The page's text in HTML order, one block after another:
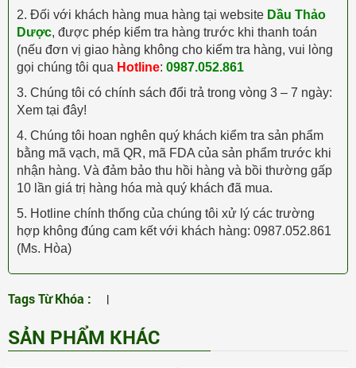
2. Đối với khách hàng mua hàng tại website Dầu Thảo
Dược, được phép kiểm tra hàng trước khi thanh toán
(nếu đơn vị giao hàng không cho kiểm tra hàng, vui lòng
gọi chúng tôi qua Hotline: 0987.052.861
3. Chúng tôi có chính sách đổi trả trong vòng 3 – 7 ngày:
Xem tại đây!
4. Chúng tôi hoan nghên quý khách kiểm tra sản phẩm
bằng mã vạch, mã QR, mã FDA của sản phẩm trước khi
nhận hàng. Và đảm bảo thu hồi hàng và bồi thường gấp
10 lần giá trị hàng hóa mà quý khách đã mua.
5. Hotline chính thống của chúng tôi xử lý các trường
hợp không đúng cam kết với khách hàng: 0987.052.861
(Ms. Hòa)
Tags Từ Khóa : |
SẢN PHẨM KHÁC